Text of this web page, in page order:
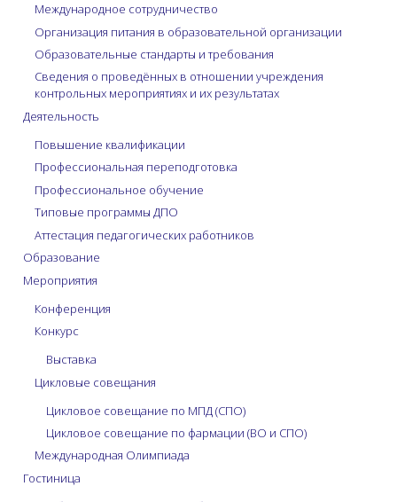
Международное сотрудничество
Организация питания в образовательной организации
Образовательные стандарты и требования
Сведения о проведённых в отношении учреждения
контрольных мероприятиях и их результатах
Деятельность
Повышение квалификации
Профессиональная переподготовка
Профессиональное обучение
Типовые программы ДПО
Аттестация педагогических работников
Образование
Мероприятия
Конференция
Конкурс
Выставка
Цикловые совещания
Цикловое совещание по МПД (СПО)
Цикловое совещание по фармации (ВО и СПО)
Международная Олимпиада
Гостиница